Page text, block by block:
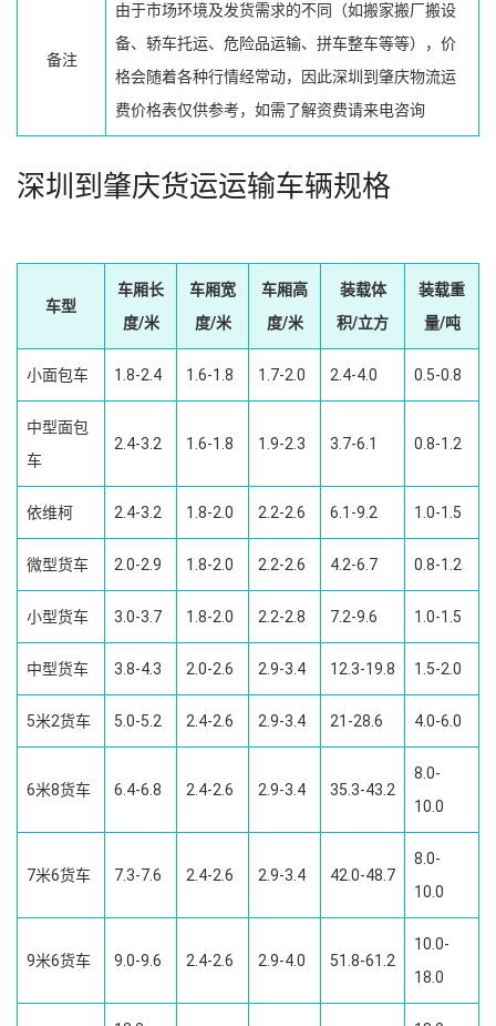
备注
由于市场环境及发货需求的不同（如搬家搬厂搬设
备、轿车托运、危险品运输、拼车整车等等），价
格会随着各种行情经常动，因此深圳到肇庆物流运
费价格表仅供参考，如需了解资费请来电咨询
深圳到肇庆货运运输车辆规格
车型
车厢长
度/米
车厢宽
度/米
车厢高
度/米
装载体
积/立方
装载重
量/吨
小面包车 1.8-2.4 1.6-1.8 1.7-2.0 2.4-4.0 0.5-0.8
中型面包
车
2.4-3.2 1.6-1.8 1.9-2.3 3.7-6.1 0.8-1.2
依维柯 2.4-3.2 1.8-2.0 2.2-2.6 6.1-9.2 1.0-1.5
微型货车 2.0-2.9 1.8-2.0 2.2-2.6 4.2-6.7 0.8-1.2
小型货车 3.0-3.7 1.8-2.0 2.2-2.8 7.2-9.6 1.0-1.5
中型货车 3.8-4.3 2.0-2.6 2.9-3.4 12.3-19.8 1.5-2.0
5米2货车 5.0-5.2 2.4-2.6 2.9-3.4 21-28.6 4.0-6.0
6米8货车 6.4-6.8 2.4-2.6 2.9-3.4 35.3-43.2
8.0-
10.0
7米6货车 7.3-7.6 2.4-2.6 2.9-3.4 42.0-48.7
8.0-
10.0
9米6货车 9.0-9.6 2.4-2.6 2.9-4.0 51.8-61.2
10.0-
18.0